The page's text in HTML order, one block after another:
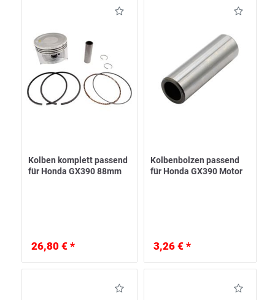
Kolben komplett passend
für Honda GX390 88mm
26,80 € *
Kolbenbolzen passend
für Honda GX390 Motor
3,26 € *